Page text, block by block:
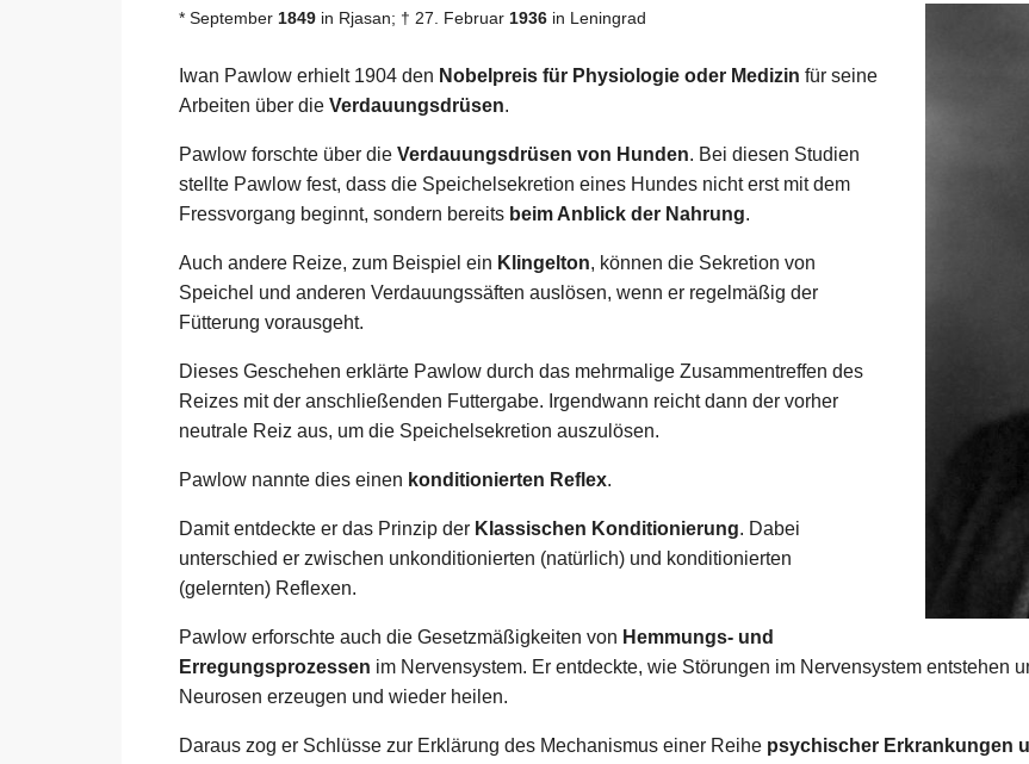
* September 1849 in Rjasan; † 27. Februar 1936 in Leningrad
Iwan Pawlow erhielt 1904 den Nobelpreis für Physiologie oder Medizin für seine
Arbeiten über die Verdauungsdrüsen.
Pawlow forschte über die Verdauungsdrüsen von Hunden. Bei diesen Studien
stellte Pawlow fest, dass die Speichelsekretion eines Hundes nicht erst mit dem
Fressvorgang beginnt, sondern bereits beim Anblick der Nahrung.
Auch andere Reize, zum Beispiel ein Klingelton, können die Sekretion von
Speichel und anderen Verdauungssäften auslösen, wenn er regelmäßig der
Fütterung vorausgeht.
Dieses Geschehen erklärte Pawlow durch das mehrmalige Zusammentreffen des
Reizes mit der anschließenden Futtergabe. Irgendwann reicht dann der vorher
neutrale Reiz aus, um die Speichelsekretion auszulösen.
Pawlow nannte dies einen konditionierten Reflex.
Damit entdeckte er das Prinzip der Klassischen Konditionierung. Dabei
unterschied er zwischen unkonditionierten (natürlich) und konditionierten
(gelernten) Reflexen.
Pawlow erforschte auch die Gesetzmäßigkeiten von Hemmungs- und
Erregungsprozessen im Nervensystem. Er entdeckte, wie Störungen im Nervensystem entstehen
Neurosen erzeugen und wieder heilen.
Daraus zog er Schlüsse zur Erklärung des Mechanismus einer Reihe psychischer Erkrankungen